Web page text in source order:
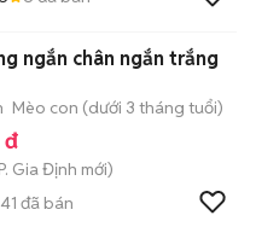
ngắn chân ngắn trắng
Mèo con (dưới 3 tháng tuổi)
đ
P. Gia Định mới)
41 đã bán